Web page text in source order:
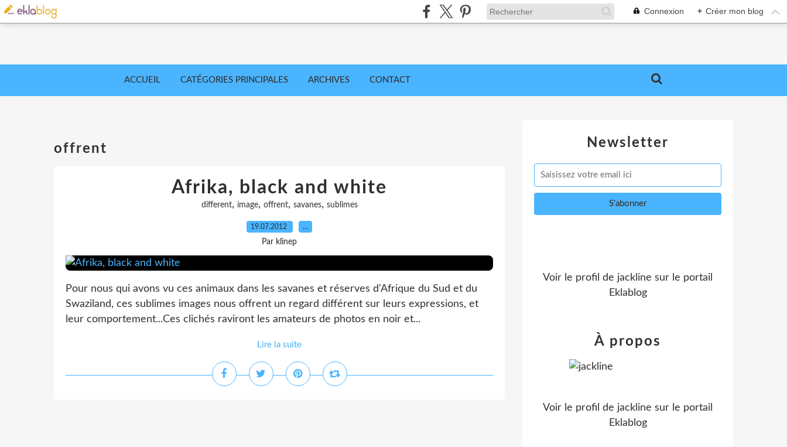
Connexion + Créer mon blog
ACCUEIL CATÉGORIES PRINCIPALES ARCHIVES CONTACT
offrent
Afrika, black and white
different, image, offrent, savanes, sublimes
19.07.2012 …
Par klinep
Pour nous qui avons vu ces animaux dans les savanes et réserves d'Afrique du Sud et du
Swaziland, ces sublimes images nous offrent un regard différent sur leurs expressions, et
leur comportement...Ces clichés raviront les amateurs de photos en noir et...
Lire la suite
Newsletter
Voir le profil de jackline sur le portail
Eklablog
À propos
Voir le profil de jackline sur le portail
Eklablog